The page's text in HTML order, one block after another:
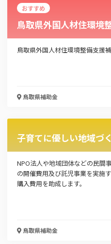
おすすめ
鳥取県外国人材住環境
鳥取県外国人材住環境整備支援
鳥取県補助金
子育てに優しい地域づ
NPO法人や地域団体などの民間
の開催費用及び託児事業を実施
購入費用を助成します。
鳥取県補助金